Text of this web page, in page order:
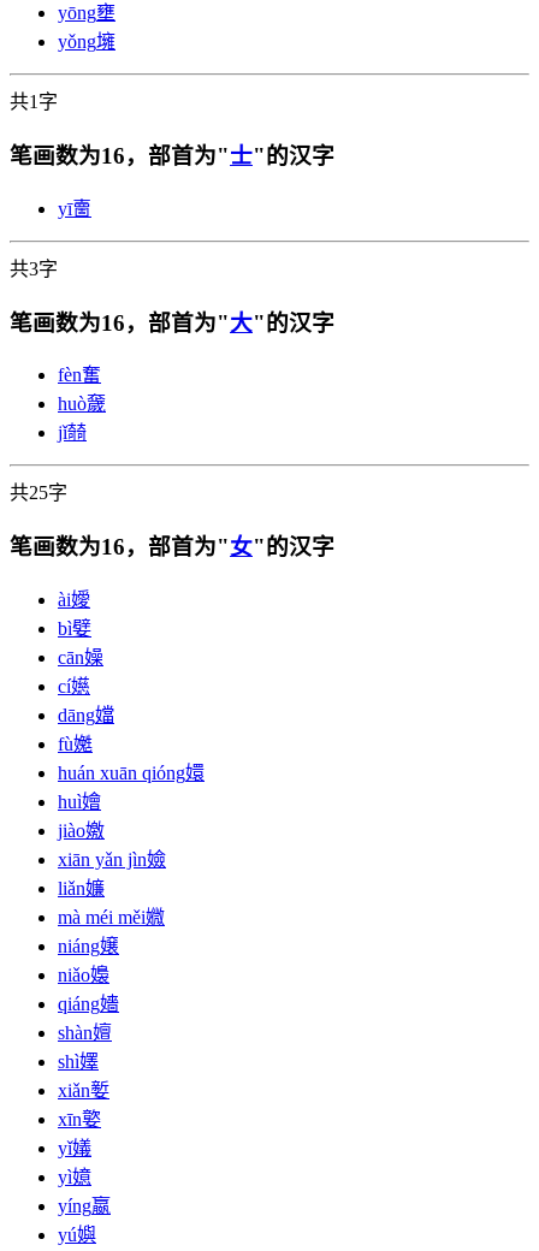
yōng壅
yǒng㙲
共1字
笔画数为16，部首为"士"的汉字
yī夁
共3字
笔画数为16，部首为"大"的汉字
fèn奮
huò奯
jǐ㚡
共25字
笔画数为16，部首为"女"的汉字
ài嬡
bì嬖
cān嬠
cí嬨
dāng㜭
fù嬔
huán xuān qióng嬛
huì嬒
jiào嬓
xiān yǎn jìn嬐
liǎn嬚
mà méi měi㜫
niáng嬢
niǎo嬝
qiáng嬙
shàn嬗
shì嬕
xiǎn㜪
xīn嬜
yǐ嬟
yì嬑
yíng嬴
yú嬩